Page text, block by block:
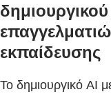
εκπαίδευσης
Το δημιουργικό AI